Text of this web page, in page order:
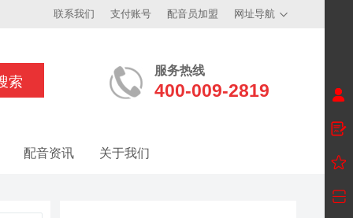
联系我们 支付账号 配音员加盟 网址导航
服务热线
400-009-2819
配音资讯 关于我们